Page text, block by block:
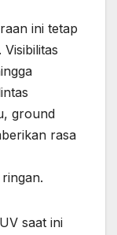
ini tetap
ground
rasa
saat ini